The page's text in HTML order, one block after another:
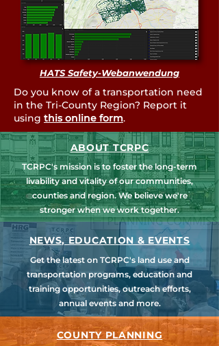
HATS Safety-Webanwendung
Do you know of a transportation need
in the Tri-County Region? Report it
using this online form.
ABOUT TCRPC
TCRPC's mission is to foster the long-term
livability and vitality of our communities,
counties and region. We believe we're
stronger when we work together.
NEWS, EDUCATION & EVENTS
Get the latest on TCRPC's land use and
transportation programs, education and
training opportunities, outreach efforts,
annual events and more.
COUNTY PLANNING